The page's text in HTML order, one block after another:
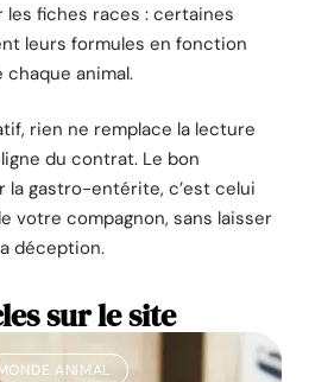
les fiches races : certaines
leurs formules en fonction
animal.
rien ne remplace la lecture
du contrat. Le bon
la gastro-entérite, c’est celui
votre compagnon, sans laisser
déception.
sur le site
ANIMAL